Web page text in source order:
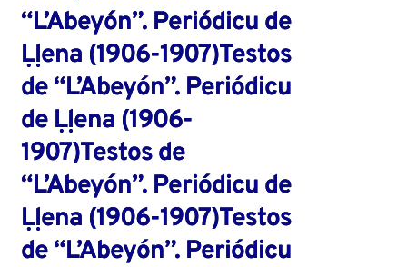
“L’Abeyón”. Periódicu de
Ḷḷena (1906-1907)Testos
de “L’Abeyón”. Periódicu
de Ḷḷena (1906-
1907)Testos de
“L’Abeyón”. Periódicu de
Ḷḷena (1906-1907)Testos
de “L’Abeyón”. Periódicu